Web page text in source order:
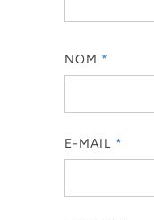
NOM *
E-MAIL *